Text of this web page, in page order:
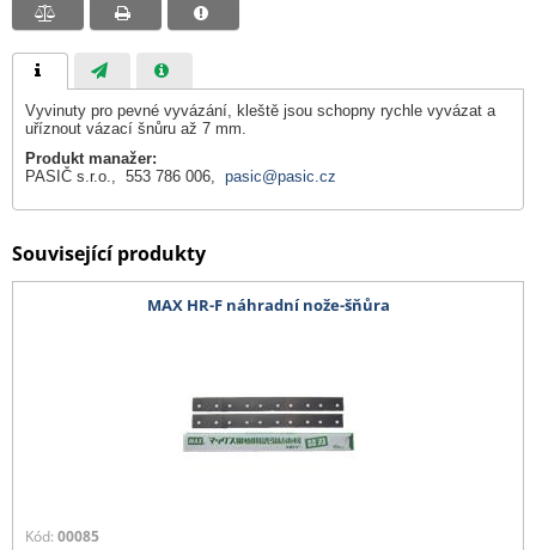
Vyvinuty pro pevné vyvázání, kleště jsou schopny rychle vyvázat a
uříznout vázací šnůru až 7 mm.
Produkt manažer:
PASIČ s.r.o., 553 786 006, pasic@pasic.cz
Související produkty
MAX HR-F náhradní nože-šňůra
Kód: 00085